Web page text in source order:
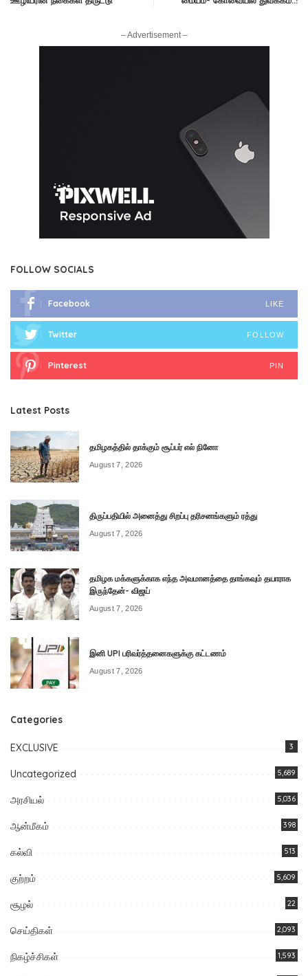
– Advertisement –
FOLLOW SOCIALS
Facebook LIKE
Twitter FOLLOW
Pinterest PIN
Latest Posts
தமிழகத்தில் தாக்கும் சூப்பர் எல் நினோ
August 7, 2026
திருப்பதியில் அனைத்து சிறப்பு தரிசனங்களும் ரத்து
August 7, 2026
தமிழக மக்களுக்காக எந்த அவமானத்தை தாங்கவும் தயாராக
இருந்தேன்- விஜய்
August 7, 2026
இனி UPI பரிவர்த்தனைகளுக்கு கட்டணம்
August 7, 2026
Categories
EXCLUSIVE 3
Uncategorized 5,689
அரசியல் 5,036
ஆன்மீகம் 398
கல்வி 513
குற்றம் 5,609
சூழல் 22
செய்திகள் 2,093
நிகழ்ச்சிகள் 1,593